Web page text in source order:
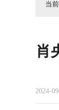
当
肖
2024-